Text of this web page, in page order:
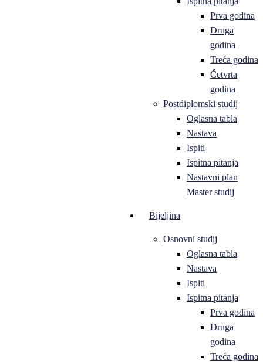
Prva godina
Druga
godina
Treća godina
Četvrta
godina
Postdiplomski studij
Oglasna tabla
Nastava
Ispiti
Ispitna pitanja
Nastavni plan
Master studij
Bijeljina
Osnovni studij
Oglasna tabla
Nastava
Ispiti
Ispitna pitanja
Prva godina
Druga
godina
Treća godina